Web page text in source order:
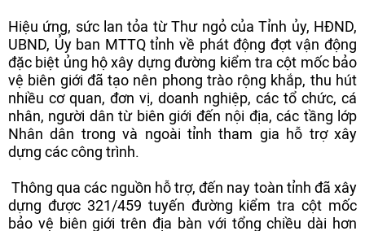
Hiệu ứng, sức lan tỏa từ Thư ngỏ của Tỉnh ủy, HĐND,
UBND, Ủy ban MTTQ tỉnh về phát động đợt vận động
đặc biệt ủng hộ xây dựng đường kiểm tra cột mốc bảo
vệ biên giới đã tạo nên phong trào rộng khắp, thu hút
nhiều cơ quan, đơn vị, doanh nghiệp, các tổ chức, cá
nhân, người dân từ biên giới đến nội địa, các tầng lớp
Nhân dân trong và ngoài tỉnh tham gia hỗ trợ xây
dựng các công trình.
Thông qua các nguồn hỗ trợ, đến nay toàn tỉnh đã xây
dựng được 321/459 tuyến đường kiểm tra cột mốc
bảo vệ biên giới trên địa bàn với tổng chiều dài hơn